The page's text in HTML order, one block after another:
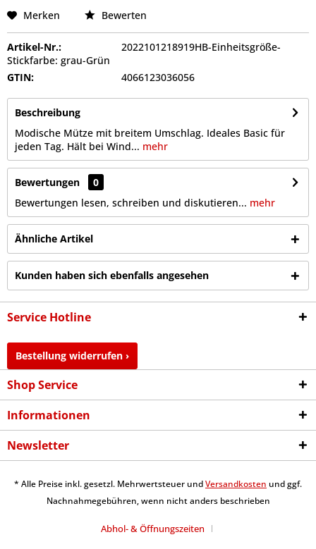
Merken Bewerten
Artikel-Nr.:
2022101218919HB-Einheitsgröße-
Stickfarbe: grau-Grün
GTIN:
4066123036056
Beschreibung
Modische Mütze mit breitem Umschlag. Ideales Basic für
jeden Tag. Hält bei Wind... mehr
Bewertungen
0
Bewertungen lesen, schreiben und diskutieren... mehr
Ähnliche Artikel
Kunden haben sich ebenfalls angesehen
Service Hotline
Bestellung widerrufen ›
Shop Service
Informationen
Newsletter
* Alle Preise inkl. gesetzl. Mehrwertsteuer undVersandkosten und ggf.
Nachnahmegebühren, wenn nicht anders beschrieben
Abhol- & Öffnungszeiten